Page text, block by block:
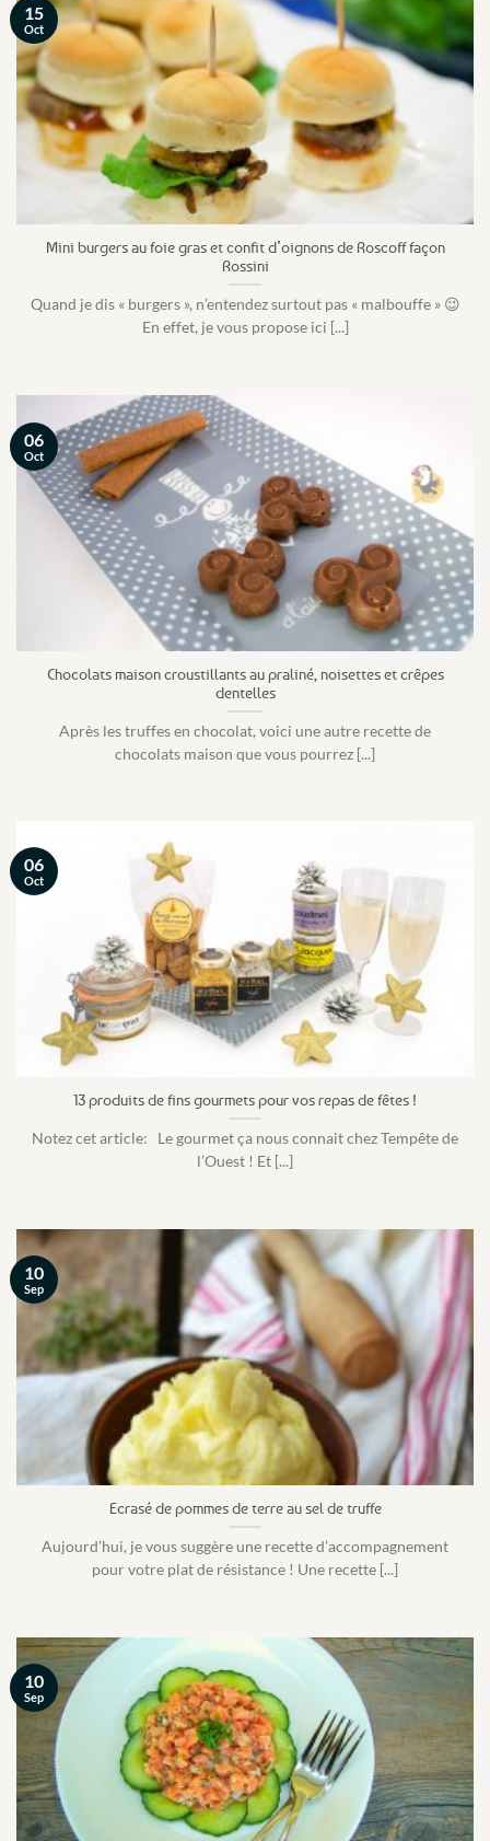
Mini burgers au foie gras et confit d’oignons de Roscoff façon
Rossini
Quand je dis « burgers », n’entendez surtout pas « malbouffe » 😉
En effet, je vous propose ici [...]
15
Oct
Chocolats maison croustillants au praliné, noisettes et crêpes
dentelles
Après les truffes en chocolat, voici une autre recette de
chocolats maison que vous pourrez [...]
06
Oct
13 produits de fins gourmets pour vos repas de fêtes !
Notez cet article: Le gourmet ça nous connait chez Tempête de
l’Ouest ! Et [...]
06
Oct
Ecrasé de pommes de terre au sel de truffe
Aujourd’hui, je vous suggère une recette d’accompagnement
pour votre plat de résistance ! Une recette [...]
10
Sep
10
Sep